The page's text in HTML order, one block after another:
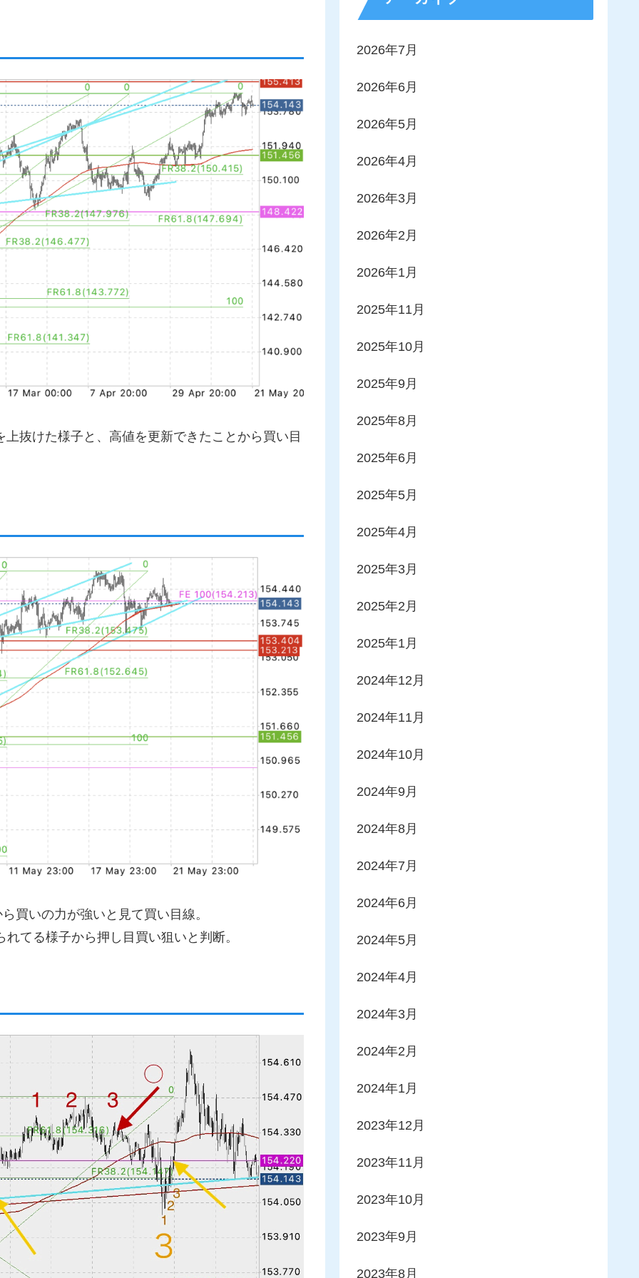
抜けた様子と、高値を更新できたことから買い目
買いの力が強いと見て買い目線。
てる様子から押し目買い狙いと判断。
2026年7月
2026年6月
2026年5月
2026年4月
2026年3月
2026年2月
2026年1月
2025年11月
2025年10月
2025年9月
2025年8月
2025年6月
2025年5月
2025年4月
2025年3月
2025年2月
2025年1月
2024年12月
2024年11月
2024年10月
2024年9月
2024年8月
2024年7月
2024年6月
2024年5月
2024年4月
2024年3月
2024年2月
2024年1月
2023年12月
2023年11月
2023年10月
2023年9月
2023年8月